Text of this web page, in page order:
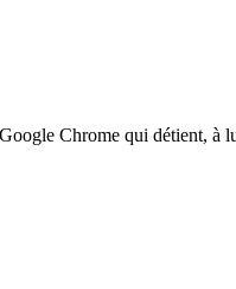
Chrome qui détient, à